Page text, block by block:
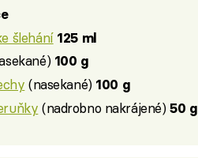
šlehání 125 ml
100 g
(nasekané) 100 g
(nadrobno nakrájené)50 g